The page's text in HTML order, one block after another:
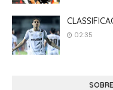
02:35